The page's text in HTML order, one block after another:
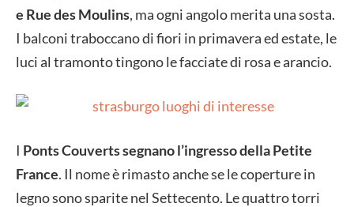
e Rue des Moulins, ma ogni angolo merita una sosta.
I balconi traboccano di fiori in primavera ed estate, le
luci al tramonto tingono le facciate di rosa e arancio.
I Ponts Couvertssegnano l’ingresso della Petite
France. Il nome è rimasto anche se le coperture in
legno sono sparite nel Settecento. Le quattro torri